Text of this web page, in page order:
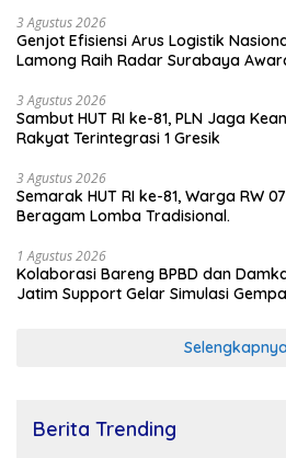
3 Agustus 2026
Genjot Efisiensi Arus Logistik
Lamong Raih Radar Surabaya
3 Agustus 2026
Sambut HUT RI ke-81, PLN Jaga
Rakyat Terintegrasi 1 Gresik
3 Agustus 2026
Semarak HUT RI ke-81, Warga RW
Beragam Lomba Tradisional.
1 Agustus 2026
Kolaborasi Bareng BPBD dan
Jatim Support Gelar Simulasi
Berita Trending